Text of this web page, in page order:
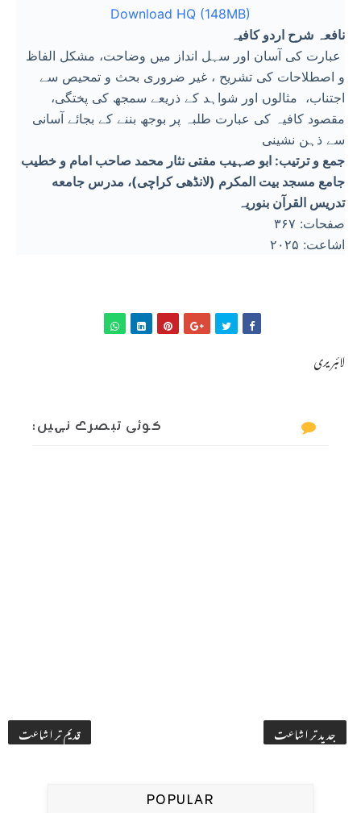
Download HQ (148MB)
نافعہ شرح اردو کافیہ
عبارت کی آسان اور سہل انداز میں وضاحت، مشکل الفاظ
و اصطلاحات کی تشریح ، غیر ضروری بحث و تمحیص سے
اجتناب، مثالوں اور شواہد کے ذریعے سمجھ کی پختگی،
مقصود کافیہ کی عبارت طلبہ پر بوجھ بننے کے بجائے آسانی
سے ذہن نشینی
جمع و ترتیب: ابو صہیب مفتی نثار محمد صاحب امام و خطیب
جامع مسجد بیت المکرم (لانڈھی کراچی)، مدرس جامعه
تدریس القرآن بنوریہ
صفحات: ۳۶۷
اشاعت: ۲۰۲۵
لائبریری
کوئی تبصرے نہیں:
جدید تر اشاعت قدیم تر اشاعت
POPULAR